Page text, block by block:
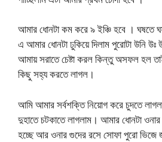
আমার ধোনটা কম করে ৯ ইঞ্চি হবে । ঘষতে
এ আমার ধোনটা ঢুকিয়ে দিলাম পুরোটা উনি উঃ
আমায় সরাতে চেষ্টা করল কিন্তু অসফল হল
কিছু সহ্য করতে লাগল।
আমি আমার সর্বশক্তি নিয়োগ করে চুদতে
দুহাতে চটকাতে লাগলাম। আমার ধোনটা
হচ্ছে আর ওনার গুদের রসে সোফা পুরো ভিজে